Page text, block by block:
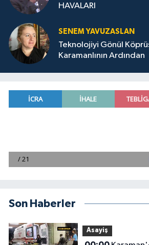
HAVALARI
SENEM YAVUZASLAN
Teknolojiyi Gönül
Karamanlının Ardından
Son Haberler
Asayiş